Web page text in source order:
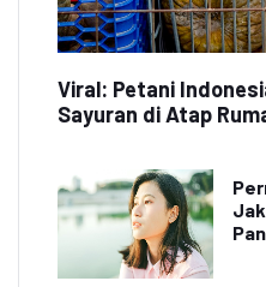
Viral: Petani
Sayuran di Atap